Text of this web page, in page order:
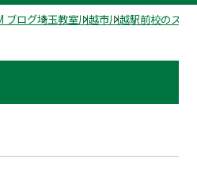
ブログ埼玉教室川越市川越駅前校のスタ